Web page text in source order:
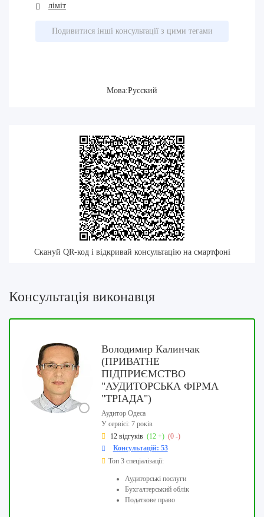
ліміт
Подивитися інші консультації з цими тегами
Мова:Русский
Скануй QR-код і відкривай консультацію на смартфоні
Консультація виконавця
Володимир Калинчак
(ПРИВАТНЕ
ПІДПРИЄМСТВО
"АУДИТОРСЬКА ФІРМА
"ТРІАДА")
Аудитор Одеса
У сервісі: 7 років
12 відгуків (12 +) (0 -)
Консультацій: 53
Топ 3 спеціалізації:
Аудиторські послуги
Бухгалтерський облік
Податкове право